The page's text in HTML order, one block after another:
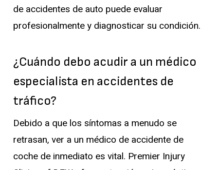
de accidentes de auto puede evaluar
profesionalmente y diagnosticar su condición.
¿Cuándo debo acudir a un médico
especialista en accidentes de
tráfico?
Debido a que los síntomas a menudo se
retrasan, ver a un médico de accidente de
coche de inmediato es vital. Premier Injury